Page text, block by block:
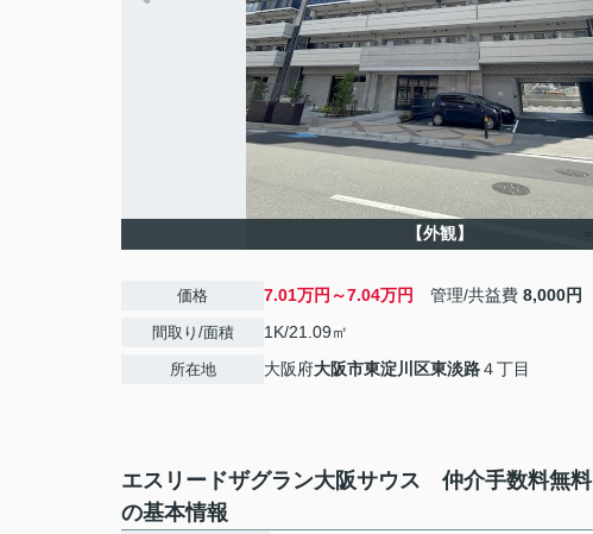
【外観】
価格 7.01万円～7.04万円 管理/共益費 8,000円
間取り/面積 1K/21.09㎡
所在地 大阪府大阪市東淀川区東淡路４丁目
エスリードザグラン大阪サウス 仲介手数料無料
の基本情報